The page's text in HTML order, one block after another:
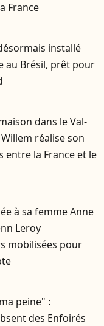
France
installé
au Brésil, prêt pour
dans le Val-
réalise son
entre la France et le
à sa femme Anne
Leroy
mobilisées pour
peine" :
des Enfoirés